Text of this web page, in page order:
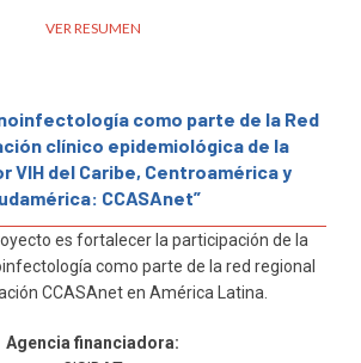
VER RESUMEN
como parte de la Red
clínico epidemiológica de la
VIH del Caribe, Centroamérica y
CCASAnet”
es fortalecer la participación de la
como parte de la red regional
CCASAnet en América Latina.
Agencia financiadora: